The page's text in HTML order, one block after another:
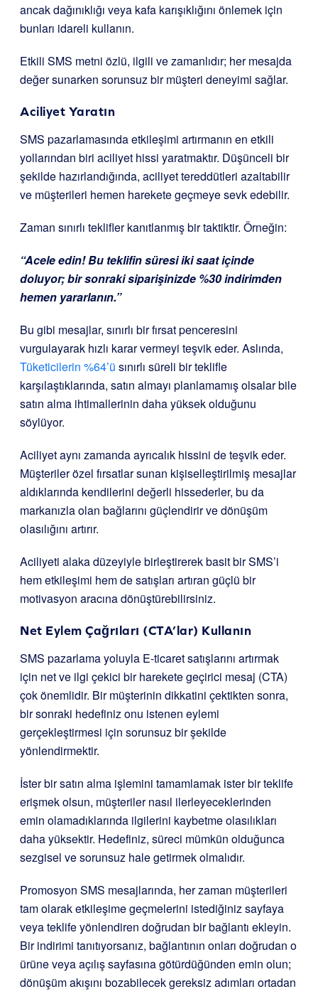
ancak dağınıklığı veya kafa karışıklığını önlemek için
bunları idareli kullanın.
Etkili SMS metni özlü, ilgili ve zamanlıdır; her mesajda
değer sunarken sorunsuz bir müşteri deneyimi sağlar.
Aciliyet Yaratın
SMS pazarlamasında etkileşimi artırmanın en etkili
yollarından biri aciliyet hissi yaratmaktır. Düşünceli bir
şekilde hazırlandığında, aciliyet tereddütleri azaltabilir
ve müşterileri hemen harekete geçmeye sevk edebilir.
Zaman sınırlı teklifler kanıtlanmış bir taktiktir. Örneğin:
“Acele edin! Bu teklifin süresi iki saat içinde
doluyor; bir sonraki siparişinizde %30 indirimden
hemen yararlanın.”
Bu gibi mesajlar, sınırlı bir fırsat penceresini
vurgulayarak hızlı karar vermeyi teşvik eder. Aslında,
Tüketicilerin %64’ü sınırlı süreli bir teklifle
karşılaştıklarında, satın almayı planlamamış olsalar bile
satın alma ihtimallerinin daha yüksek olduğunu
söylüyor.
Aciliyet aynı zamanda ayrıcalık hissini de teşvik eder.
Müşteriler özel fırsatlar sunan kişiselleştirilmiş mesajlar
aldıklarında kendilerini değerli hissederler, bu da
markanızla olan bağlarını güçlendirir ve dönüşüm
olasılığını artırır.
Aciliyeti alaka düzeyiyle birleştirerek basit bir SMS’i
hem etkileşimi hem de satışları artıran güçlü bir
motivasyon aracına dönüştürebilirsiniz.
Net Eylem Çağrıları (CTA’lar) Kullanın
SMS pazarlama yoluyla E-ticaret satışlarını artırmak
için net ve ilgi çekici bir harekete geçirici mesaj (CTA)
çok önemlidir. Bir müşterinin dikkatini çektikten sonra,
bir sonraki hedefiniz onu istenen eylemi
gerçekleştirmesi için sorunsuz bir şekilde
yönlendirmektir.
İster bir satın alma işlemini tamamlamak ister bir teklife
erişmek olsun, müşteriler nasıl ilerleyeceklerinden
emin olamadıklarında ilgilerini kaybetme olasılıkları
daha yüksektir. Hedefiniz, süreci mümkün olduğunca
sezgisel ve sorunsuz hale getirmek olmalıdır.
Promosyon SMS mesajlarında, her zaman müşterileri
tam olarak etkileşime geçmelerini istediğiniz sayfaya
veya teklife yönlendiren doğrudan bir bağlantı ekleyin.
Bir indirimi tanıtıyorsanız, bağlantının onları doğrudan o
ürüne veya açılış sayfasına götürdüğünden emin olun;
dönüşüm akışını bozabilecek gereksiz adımları ortadan